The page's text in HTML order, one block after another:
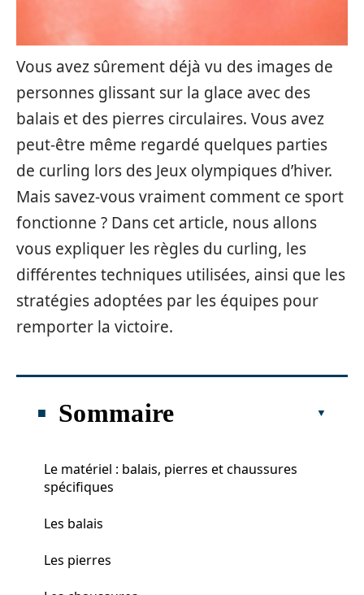
Vous avez sûrement déjà vu des images de
personnes glissant sur la glace avec des
balais et des pierres circulaires. Vous avez
peut-être même regardé quelques parties
de curling lors des Jeux olympiques d’hiver.
Mais savez-vous vraiment comment ce sport
fonctionne ? Dans cet article, nous allons
vous expliquer les règles du curling, les
différentes techniques utilisées, ainsi que les
stratégies adoptées par les équipes pour
remporter la victoire.
Sommaire
Le matériel : balais, pierres et chaussures
spécifiques
Les balais
Les pierres